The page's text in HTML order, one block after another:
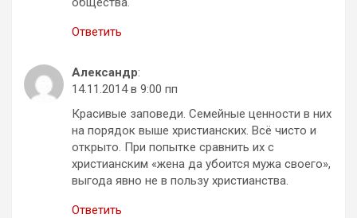
Ответить
Александр:
14.11.2014 в 9:00 пп
Красивые заповеди. Семейные ценности в них
на порядок выше христианских. Всё чисто и
открыто. При попытке сравнить их с
христианским «жена да убоится мужа своего»,
выгода явно не в пользу христианства.
Ответить